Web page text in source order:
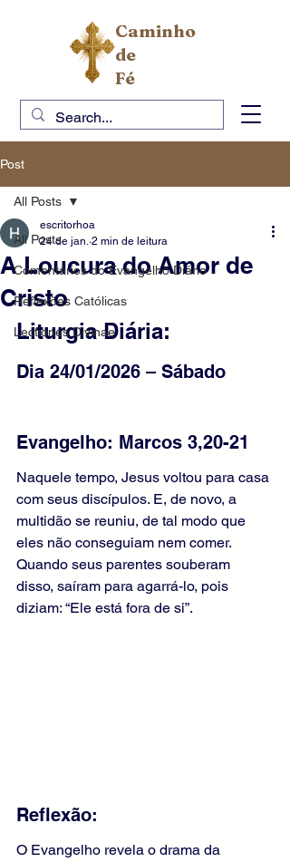
Caminho
de
Fé
Post
All Posts
Comentários do Evangelho Diário
Reflexões Católicas
Lectiones Divinae
All Posts
A Loucura do Amor de
Cristo
escritorhoa
24 de jan. 2 min de leitura
Liturgia Diária:
Dia 24/01/2026 – Sábado
Evangelho: Marcos 3,20-21
Naquele tempo, Jesus voltou para casa
com seus discípulos. E, de novo, a
multidão se reuniu, de tal modo que
eles não conseguiam nem comer.
Quando seus parentes souberam
disso, saíram para agarrá-lo, pois
diziam: “Ele está fora de si”.
Reflexão:
O Evangelho revela o drama da